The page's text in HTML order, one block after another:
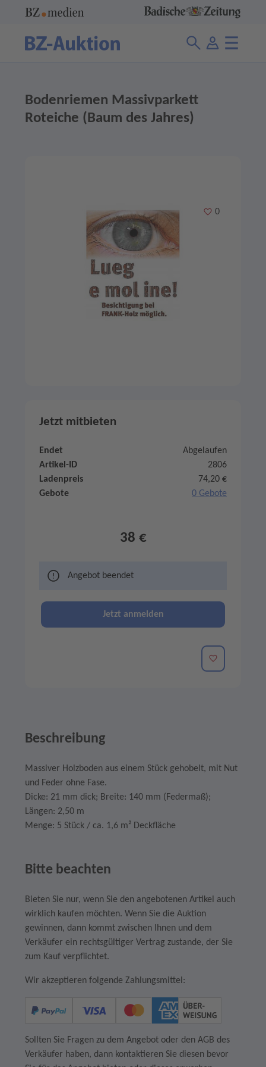
Bodenriemen Massivparkett
Roteiche (Baum des Jahres)
Merken
0
Jetzt mitbieten
Endet
Abgelaufen
Artikel-ID
2806
Ladenpreis
74,20 €
Gebote
0 Gebote
38 €
Angebot beendet
Jetzt anmelden
Merken
Beschreibung
Massiver Holzboden aus einem Stück gehobelt, mit Nut
und Feder ohne Fase.
Dicke: 21 mm dick; Breite: 140 mm (Federmaß);
Längen: 2,50 m
Menge: 5 Stück / ca. 1,6 m² Deckfläche
Bitte beachten
Bieten Sie nur, wenn Sie den angebotenen Artikel auch
wirklich kaufen möchten. Wenn Sie die Auktion
gewinnen, dann kommt zwischen Ihnen und dem
Verkäufer ein rechtsgültiger Vertrag zustande, der Sie
zum Kauf verpflichtet.
Wir akzeptieren folgende Zahlungsmittel:
Sollten Sie Fragen zu dem Angebot oder den AGB des
Verkäufer haben, dann kontaktieren Sie diesen bevor